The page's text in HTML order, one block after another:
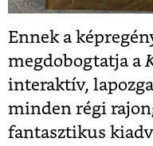
Ennek a
megdobogtatja a
interaktív,
minden régi
fantasztikus